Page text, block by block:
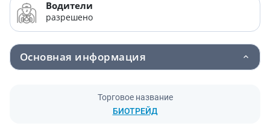
Водители
разрешено
Основная информация
Торговое название
БИОТРЕЙД